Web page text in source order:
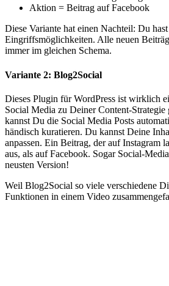
Aktion = Beitrag auf Facebook
Diese Variante hat einen Nachteil: Du
Eingriffsmöglichkeiten. Alle neuen
immer im gleichen Schema.
Variante 2: Blog2Social
Dieses Plugin für WordPress ist wirklich
Social Media zu Deiner Content-
kannst Du die Social Media Posts
händisch kuratieren. Du kannst Deine
anpassen. Ein Beitrag, der auf Instagram
aus, als auf Facebook. Sogar Social-
neusten Version!
Weil Blog2Social so viele verschiedene
Funktionen in einem Video